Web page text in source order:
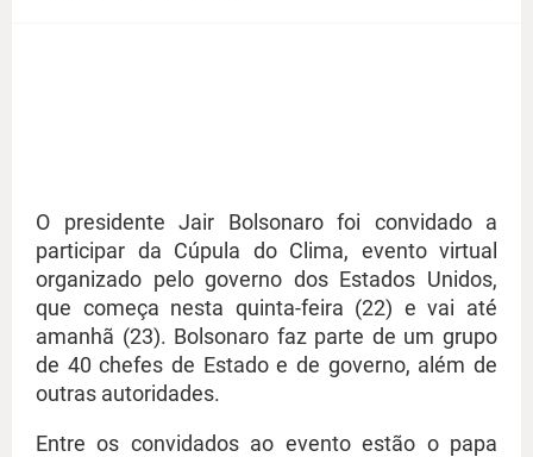
O presidente Jair Bolsonaro foi convidado a
participar da Cúpula do Clima, evento virtual
organizado pelo governo dos Estados Unidos,
que começa nesta quinta-feira (22) e vai até
amanhã (23). Bolsonaro faz parte de um grupo
de 40 chefes de Estado e de governo, além de
outras autoridades.
Entre os convidados ao evento estão o papa